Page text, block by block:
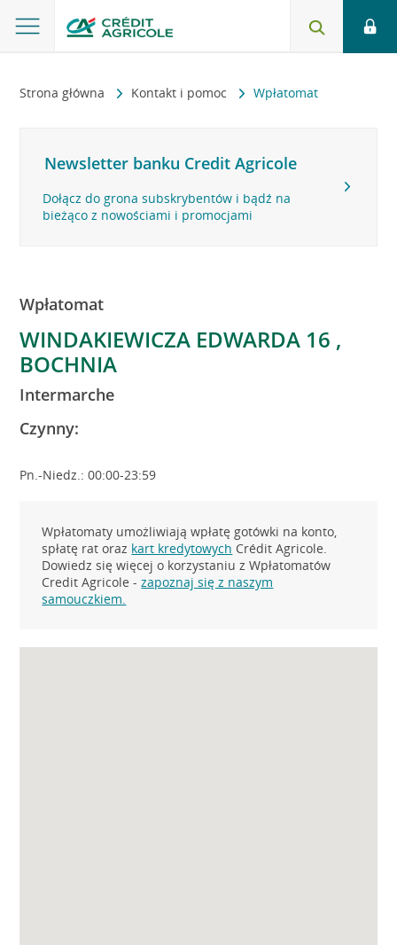
Strona główna Kontakt i pomoc Wpłatomat
Newsletter banku Credit Agricole
Dołącz do grona subskrybentów i bądź na
bieżąco z nowościami i promocjami
Wpłatomat
WINDAKIEWICZA EDWARDA 16 ,
BOCHNIA
Intermarche
Czynny:
Pn.-Niedz.: 00:00-23:59
Wpłatomaty umożliwiają wpłatę gotówki na konto,
spłatę rat oraz kart kredytowych Crédit Agricole.
Dowiedz się więcej o korzystaniu z Wpłatomatów
Credit Agricole -zapoznaj się z naszym
samouczkiem.